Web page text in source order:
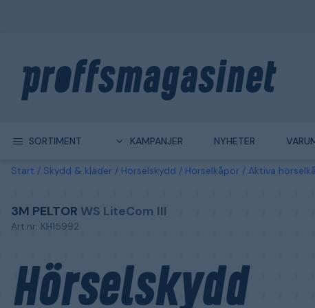
SORTIMENT KAMPANJER NYHETER
Start Skydd & kläder Hörselskydd Hörselkåpor Aktiva
3M PELTOR WS LiteCom III
Art.nr: KH15992
Hörselskydd